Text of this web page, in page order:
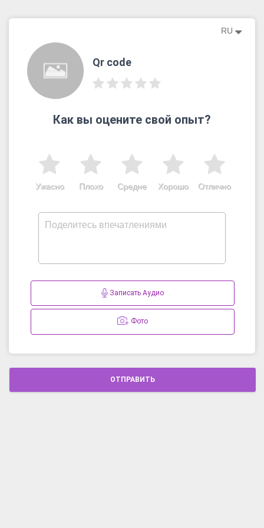
RU
Qr code
Как вы оцените свой опыт?
Отлично
Хорошо
Средне
Плохо
Ужасно
Записать Аудио
Фото
ОТПРАВИТЬ